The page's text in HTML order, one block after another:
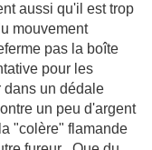
aussi qu'il est trop
mouvement
pas la boîte
pour les
un dédale
un peu d'argent
"colère" flamande